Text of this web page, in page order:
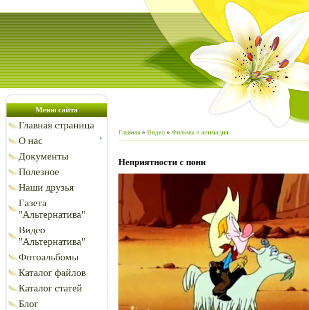
Меню сайта
Главная страница
О нас
Документы
Полезное
Наши друзья
Газета
"Альтернатива"
Видео
"Альтернатива"
Фотоальбомы
Каталог файлов
Каталог статей
Блог
Главная » Видео » Фильмы и анимация
Неприятности с пони